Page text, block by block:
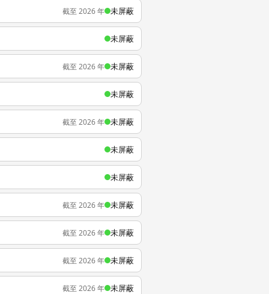
截至 2026 年 未屏蔽
未屏蔽
截至 2026 年 未屏蔽
未屏蔽
截至 2026 年 未屏蔽
未屏蔽
未屏蔽
截至 2026 年 未屏蔽
截至 2026 年 未屏蔽
截至 2026 年 未屏蔽
截至 2026 年 未屏蔽